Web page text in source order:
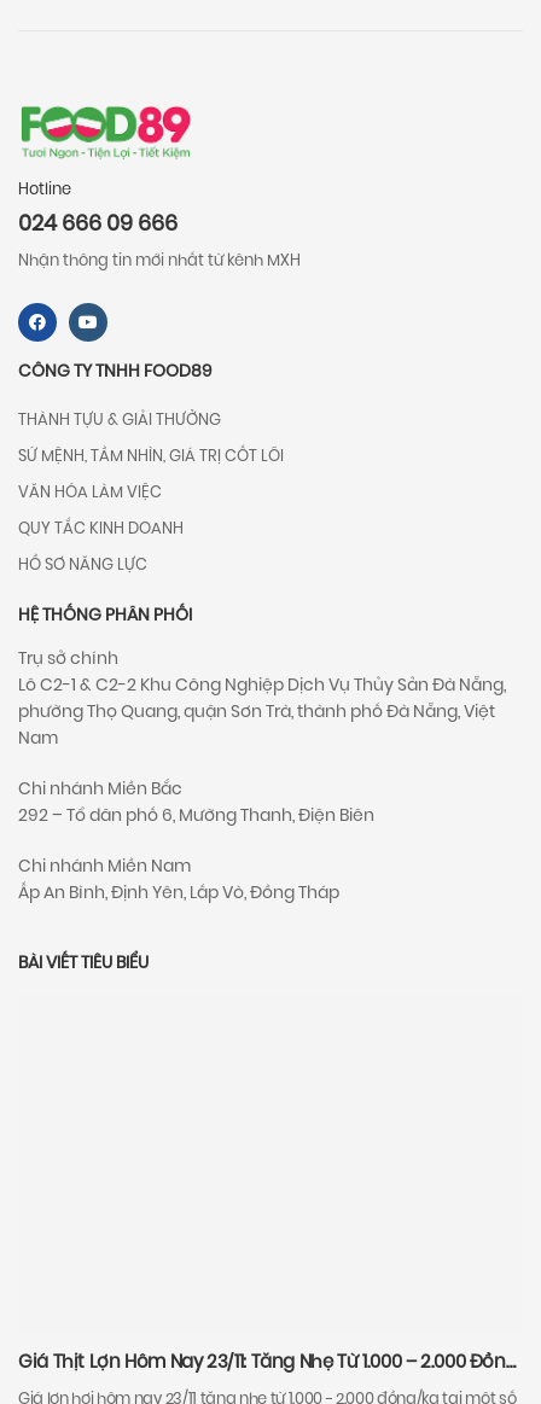
Hotline
024 666 09 666
Nhận thông tin mới nhất từ kênh MXH
CÔNG TY TNHH FOOD89
THÀNH TỰU & GIẢI THƯỞNG
SỨ MỆNH, TẦM NHÌN, GIÁ TRỊ CỐT LÕI
VĂN HÓA LÀM VIỆC
QUY TẮC KINH DOANH
HỒ SƠ NĂNG LỰC
HỆ THỐNG PHÂN PHỐI
Trụ sở chính
Lô C2-1 & C2-2 Khu Công Nghiệp Dịch Vụ Thủy Sản Đà Nẵng,
phường Thọ Quang, quận Sơn Trà, thành phố Đà Nẵng, Việt
Nam
Chi nhánh Miền Bắc
292 – Tổ dân phố 6, Mường Thanh, Điện Biên
Chi nhánh Miền Nam
Ấp An Bình, Định Yên, Lấp Vò, Đồng Tháp
BÀI VIẾT TIÊU BIỂU
Giá Thịt Lợn Hôm Nay 23/11: Tăng Nhẹ Từ 1.000 – 2.000 Đồng/Kg Tại Một Số Địa Phương
Giá lợn hơi hôm nay 23/11 tăng nhẹ từ 1.000 - 2.000 đồng/kg tại một số